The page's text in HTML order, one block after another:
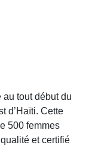
au tout début du
d’Haïti. Cette
500 femmes
et certifié